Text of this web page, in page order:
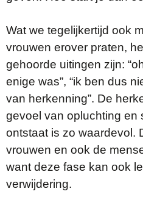
Wat we tegelijkertijd ook
vrouwen erover praten,
gehoorde uitingen zijn:
enige was”, “ik ben dus
van herkenning”. De
gevoel van opluchting en
ontstaat is zo waardevol.
vrouwen en ook de
want deze fase kan ook
verwijdering.